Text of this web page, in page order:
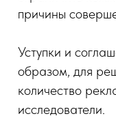
причины
Уступки и
образом, для
количество
исследователи.